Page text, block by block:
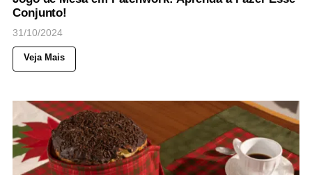
Conjunto!
31/10/2024
Veja Mais